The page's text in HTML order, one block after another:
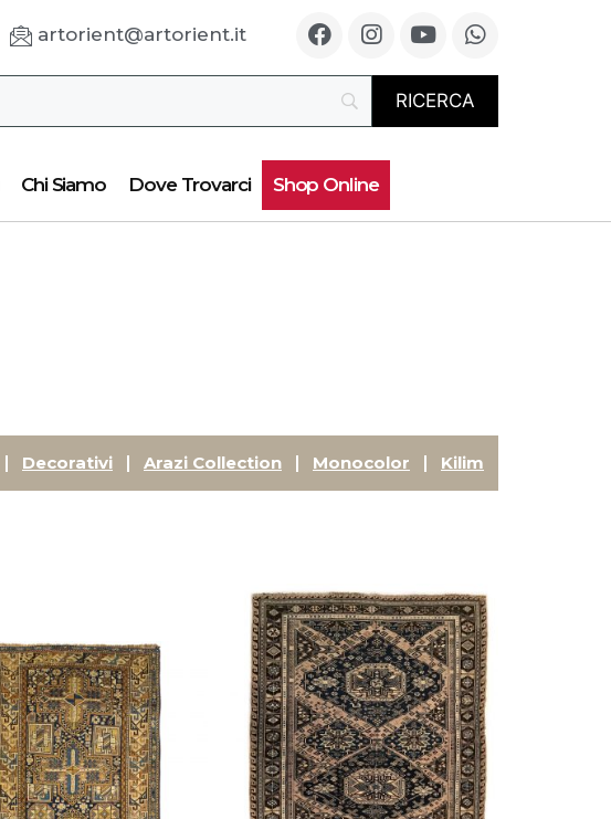
artorient@artorient.it
Chi Siamo Dove Trovarci Shop Online
Decorativi Arazi Collection Monocolor Kilim